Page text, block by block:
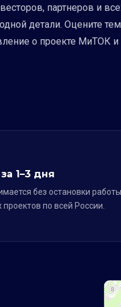
партнеров и
детали. Оцените
о проекте МиТОК
1–3 дня
без остановки
проектов по всей России.